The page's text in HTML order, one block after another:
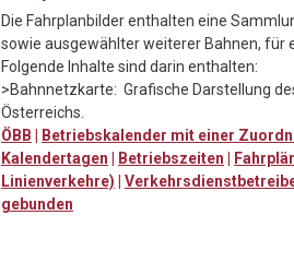
Die Fahrplanbilder enthalten eine
sowie ausgewählter weiterer Bahnen, für
Folgende Inhalte sind darin enthalten:
>Bahnnetzkarte: Grafische Darstellung
Österreichs.
ÖBB | Betriebskalender mit einer
Kalendertagen | Betriebszeiten |
Linienverkehre) |
gebunden